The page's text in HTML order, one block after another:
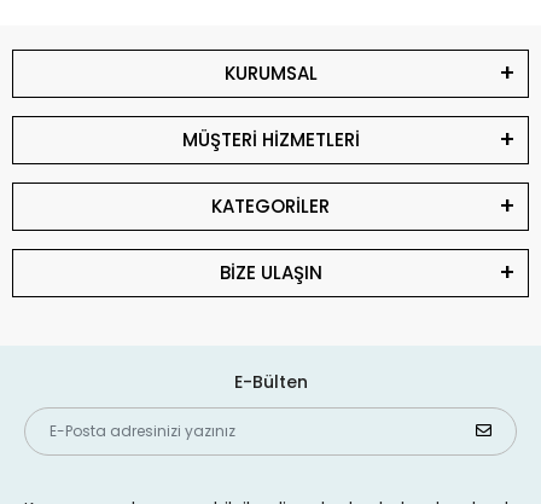
KURUMSAL
MÜŞTERİ HİZMETLERİ
KATEGORİLER
BİZE ULAŞIN
E-Bülten